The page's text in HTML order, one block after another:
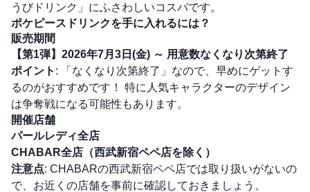
うびドリンク」にふさわしいコスパです。
ポケピースドリンクを手に入れるには？
販売期間
【第1弾】2026年7月3日(金) ～ 用意数なくなり次第終了
ポイント : 「なくなり次第終了」なので、早めにゲットす
るのがおすすめです！ 特に人気キャラクターのデザイン
は争奪戦になる可能性もあります。
開催店舗
パールレディ全店
CHABAR全店（西武新宿ペペ店を除く）
注意点: CHABARの西武新宿ペペ店では取り扱いがないの
で、お近くの店舗を事前に確認しておきましょう。